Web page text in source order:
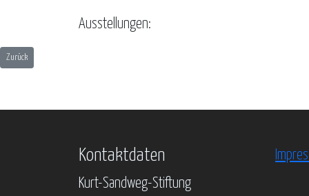
Ausstellungen:
Vorheriger Beitrag: Karin Heuermann - Das künstlerische Werk
Zurück
Kontaktdaten
Kurt-Sandweg-Stiftung